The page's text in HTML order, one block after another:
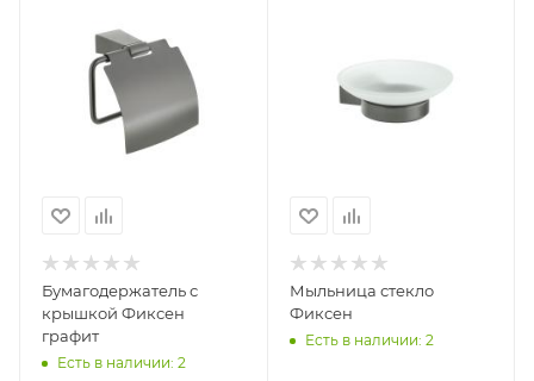
Бумагодержатель с
крышкой Фиксен
графит
Есть в наличии: 2
Мыльница стекло
Фиксен
Есть в наличии: 2